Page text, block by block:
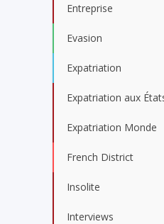
Entreprise
Evasion
Expatriation
Expatriation aux
Expatriation Monde
French District
Insolite
Interviews